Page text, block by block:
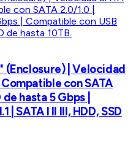
(Enclosure) | Velocidad
con SATA
hasta 5 Gbps |
| SATA I II III, HDD, SSD